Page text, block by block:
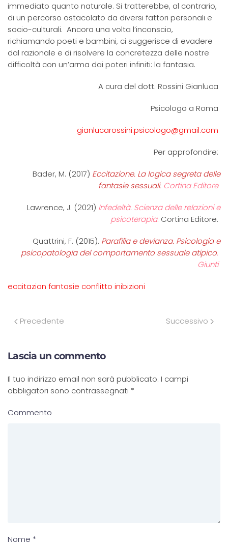
immediato quanto naturale. Si tratterebbe, al contrario,
di un percorso ostacolato da diversi fattori personali e
socio-culturali. Ancora una volta l’inconscio,
richiamando poeti e bambini, ci suggerisce di evadere
dal razionale e di risolvere la concretezza delle nostre
difficoltà con un’arma dai poteri infiniti: la fantasia.
A cura del dott. Rossini Gianluca
Psicologo a Roma
gianlucarossini.psicologo@gmail.com
Per approfondire:
Bader, M. (2017) Eccitazione. La logica segreta delle
fantasie sessuali. Cortina Editore
Lawrence, J. (2021) Infedeltà. Scienza delle relazioni e
psicoterapia. Cortina Editore.
Quattrini, F. (2015). Parafilia e devianza. Psicologia e
psicopatologia del comportamento sessuale atipico.
Giunti
eccitazion fantasie conflitto inibizioni
Precedente Successivo
Lascia un commento
Il tuo indirizzo email non sarà pubblicato. I campi
obbligatori sono contrassegnati *
Commento
Nome *